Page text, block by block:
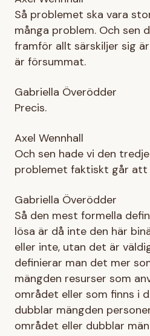
Så problemet ska vara
många problem. Och sen
framför allt särskiljer sig
är försummat.
Gabriella Överödder
Precis.
Axel Wennhall
Och sen hade vi den
problemet faktiskt går att
Gabriella Överödder
Så den mest formella
lösa är då inte den här
eller inte, utan det är
definierar man det mer
mängden resurser som
området eller som finns i
dubblar mängden
området eller dubblar